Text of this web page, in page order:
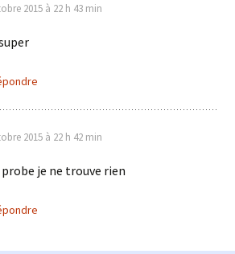
2015 à 22 h 43 min
2015 à 22 h 42 min
probe je ne trouve rien